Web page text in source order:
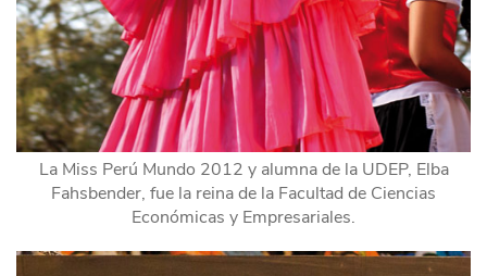
La Miss Perú Mundo 2012 y alumna de la UDEP, Elba
Fahsbender, fue la reina de la Facultad de Ciencias
Económicas y Empresariales.